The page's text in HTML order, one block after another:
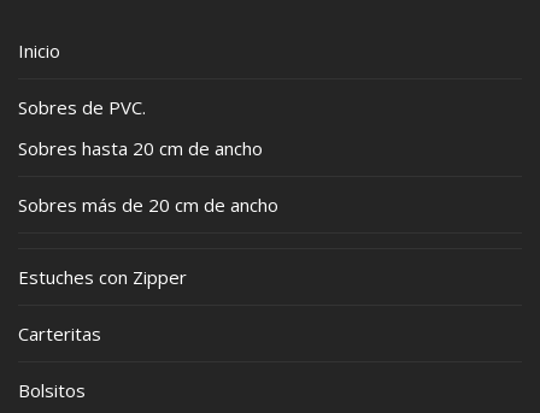
Inicio
Sobres de PVC.
Sobres hasta 20 cm de ancho
Sobres más de 20 cm de ancho
Estuches con Zipper
Carteritas
Bolsitos